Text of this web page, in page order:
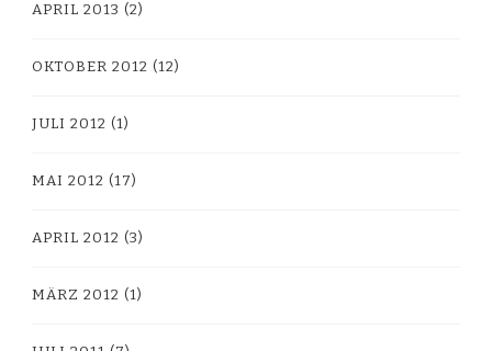
APRIL 2013 (2)
OKTOBER 2012 (12)
JULI 2012 (1)
MAI 2012 (17)
APRIL 2012 (3)
MÄRZ 2012 (1)